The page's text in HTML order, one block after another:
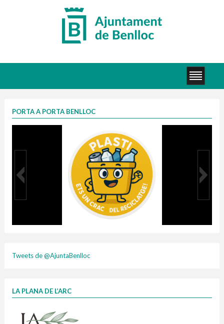
PORTA A PORTA BENLLOC
Tweets de @AjuntaBenlloc
LA PLANA DE L’ARC